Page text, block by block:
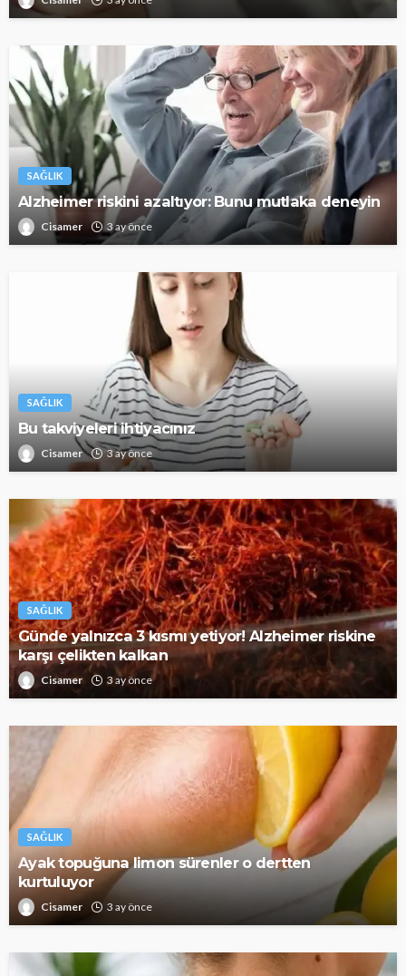
SAĞLIK
Alzheimer riskini azaltıyor: Bunu mutlaka deneyin
Cisamer 3 ay önce
SAĞLIK
Bu takviyeleri ihtiyacınız
Cisamer 3 ay önce
SAĞLIK
Günde yalnızca 3 kısmı yetiyor! Alzheimer riskine
karşı çelikten kalkan
Cisamer 3 ay önce
SAĞLIK
Ayak topuğuna limon sürenler o dertten
kurtuluyor
Cisamer 3 ay önce